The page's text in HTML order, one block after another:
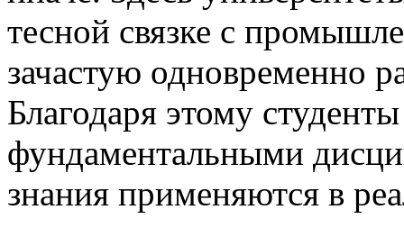
тесной связке с
зачастую одновременно
Благодаря этому
фундаментальными
знания применяются в